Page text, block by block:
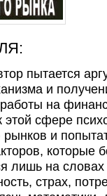
пытается
и
на
сфере
и
которые
лишь на
страх,